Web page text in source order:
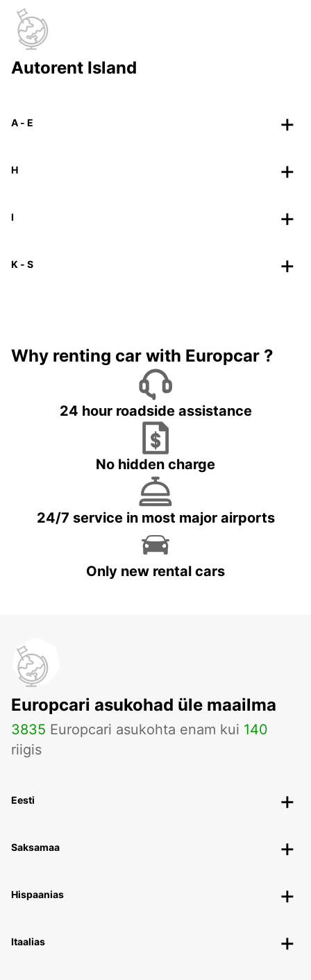
Autorent Island
A - E
H
I
K - S
Why renting car with Europcar ?
24 hour roadside assistance
No hidden charge
24/7 service in most major airports
Only new rental cars
Europcari asukohad üle maailma
3835 Europcari asukohta enam kui 140
riigis
Eesti
Saksamaa
Hispaanias
Itaalias